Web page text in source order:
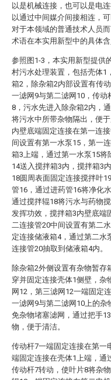
以是机械连接，也可以是电
以通过中间媒介间接相连，
对于本领域的普通技术人员
术语在本实用新型中的具体含
参照图1-3，本实用新型提供
村污水处理装置，包括壳体1
箱2，除杂箱2内部设置有传
一滤网9与第二滤网10，传动
8，污水先进入除杂箱2内，
将污水中所带杂物隔出，便
内壁底端固定连接在第一连
间设置有第一水泵15，第一
箱3上端，通过第一水泵15
14送入搅拌箱3内，搅拌箱3
18圆周表面固定连接搅拌叶
管16，通过进药管16将净化
通过搅拌辊18将污水与药物
发挥功效，搅拌箱3内壁底端
二连接管20中间设置有第二
定连接储液箱4，通过第二水
连接管20抽取到储液箱4内。
除杂箱2外侧设置有杂物暂存
穿并固定连接壳体1侧壁，杂
网12，第三滤网12一端固定
一滤网9与第二滤网10上的杂
免杂物堵塞滤网，通过把手
物，便于清洁。
传动杆7一端固定连接在第一
端固定连接在壳体1上端，通
传动杆7转动，使叶片8将杂